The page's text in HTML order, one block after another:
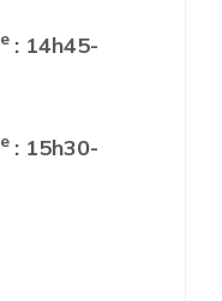
e : 14h45-
e : 15h30-